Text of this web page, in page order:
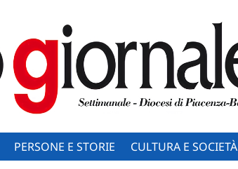
PERSONE E STORIE CULTURA E SOCIETÀ